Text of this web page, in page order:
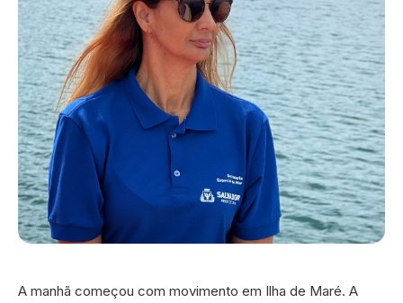
A manhã começou com movimento em Ilha de Maré. A